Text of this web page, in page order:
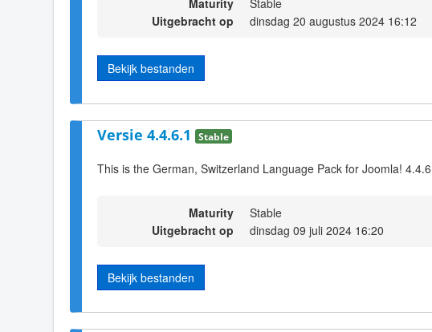
Maturity
Stable
Uitgebracht op
dinsdag 20 augustus 2024 16:12
Bekijk bestanden
Versie 4.4.6.1 Stable
This is the German, Switzerland Language Pack for Joomla! 4.4.6
Maturity
Stable
Uitgebracht op
dinsdag 09 juli 2024 16:20
Bekijk bestanden